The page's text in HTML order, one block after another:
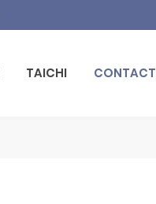
TAICHI CONTACT